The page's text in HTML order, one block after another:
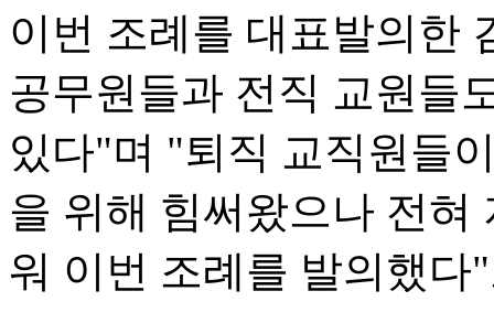
이번 조례를 대표발의한
공무원들과 전직 교원들
있다"며 "퇴직 교직원들
을 위해 힘써왔으나 전혀
워 이번 조례를 발의했다